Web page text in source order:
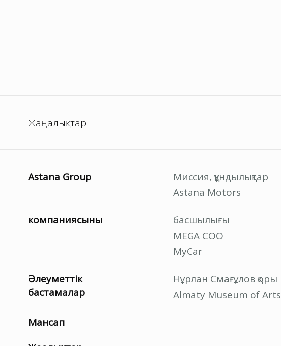
Жаңалықтар
Astana Group
Миссия, құндылықтар
Astana Motors
компаниясының
басшылығы
MEGA СОО
MyCar
Әлеуметтік
бастамалар
Нұрлан Смағұлов қоры
Almaty Museum of Arts
Мансап